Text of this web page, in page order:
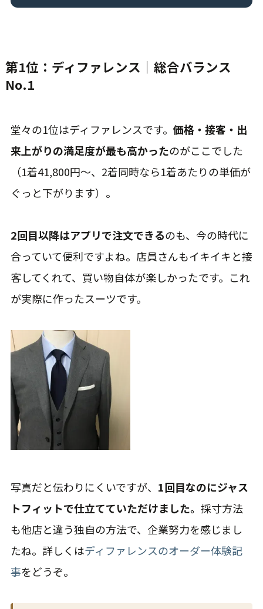
第1位：ディファレンス｜総合バランス
No.1
堂々の1位はディファレンスです。 価格・接客・出
来上がりの満足度が最も高かったのがここでした
（1着41,800円〜、2着同時なら1着あたりの単価が
ぐっと下がります）。
2回目以降はアプリで注文できるのも、今の時代に
合っていて便利ですよね。店員さんもイキイキと接
客してくれて、買い物自体が楽しかったです。これ
が実際に作ったスーツです。
写真だと伝わりにくいですが、 1回目なのにジャス
トフィットで仕立てていただけました。 採寸方法
も他店と違う独自の方法で、企業努力を感じまし
たね。詳しくはディファレンスのオーダー体験記
事をどうぞ。